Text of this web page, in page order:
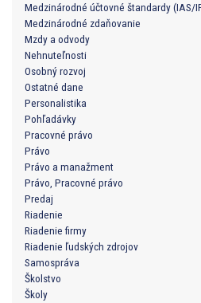
Medzinárodné účtovné štandardy (IAS/
Medzinárodné zdaňovanie
Mzdy a odvody
Nehnuteľnosti
Osobný rozvoj
Ostatné dane
Personalistika
Pohľadávky
Pracovné právo
Právo
Právo a manažment
Právo, Pracovné právo
Predaj
Riadenie
Riadenie firmy
Riadenie ľudských zdrojov
Samospráva
Školstvo
Školy